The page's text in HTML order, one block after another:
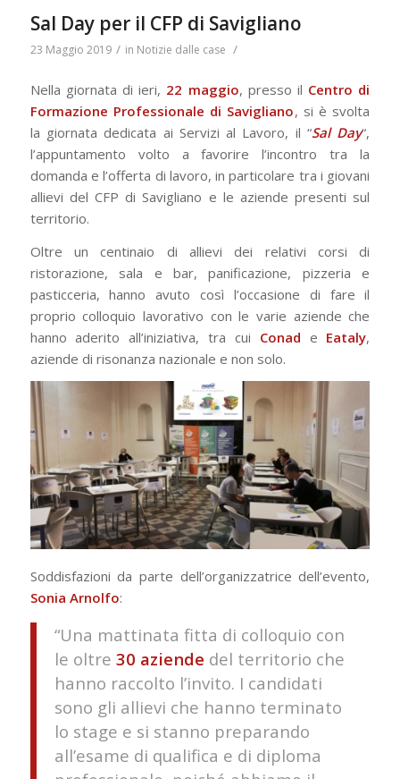
Sal Day per il CFP di Savigliano
23 Maggio 2019 / in Notizie dalle case /
Nella giornata di ieri, 22 maggio, presso il Centro di
Formazione Professionale di Savigliano, si è svolta
la giornata dedicata ai Servizi al Lavoro, il “Sal Day“,
l’appuntamento volto a favorire l’incontro tra la
domanda e l’offerta di lavoro, in particolare tra i giovani
allievi del CFP di Savigliano e le aziende presenti sul
territorio.
Oltre un centinaio di allievi dei relativi corsi di
ristorazione, sala e bar, panificazione, pizzeria e
pasticceria, hanno avuto così l’occasione di fare il
proprio colloquio lavorativo con le varie aziende che
hanno aderito all’iniziativa, tra cui Conad e Eataly,
aziende di risonanza nazionale e non solo.
Soddisfazioni da parte dell’organizzatrice dell’evento,
Sonia Arnolfo:
“Una mattinata fitta di colloquio con
le oltre 30 aziende del territorio che
hanno raccolto l’invito. I candidati
sono gli allievi che hanno terminato
lo stage e si stanno preparando
all’esame di qualifica e di diploma